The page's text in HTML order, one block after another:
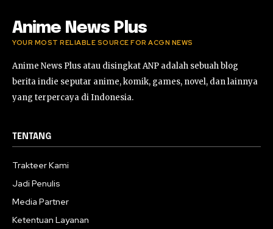
Anime News Plus
YOUR MOST RELIABLE SOURCE FOR ACGN NEWS
Anime News Plus atau disingkat ANP adalah sebuah blog
berita indie seputar anime, komik, games, novel, dan lainnya
yang terpercaya di Indonesia.
TENTANG
Trakteer Kami
Jadi Penulis
Media Partner
Ketentuan Layanan